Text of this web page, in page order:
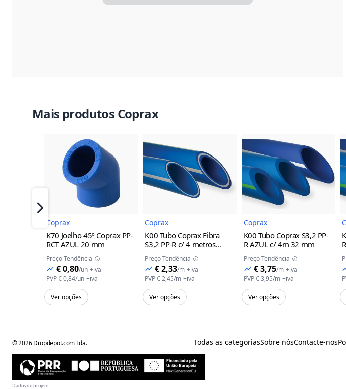
Mais produtos Coprax
Imagem do Produto
Coprax
K70 Joelho 45º Coprax PP-
RCT AZUL 20 mm
Preço Tendência
€ 0,80/un +iva
PVP€ 0,84/un +iva
Ver opções
Imagem do Produto
Coprax
K00 Tubo Coprax Fibra
S3,2 PP-R c/ 4 metros
20 mm
Preço Tendência
€ 2,33/m +iva
PVP€ 2,45/m +iva
Ver opções
Imagem do
Coprax
K00 Tubo Coprax S3,2 PP-
R AZUL c/ 4m 32 mm
Preço Tendência
€ 3,75/m +iva
PVP€ 3,95/m +iva
Ver opções
Próximo
©2026 Dropdepot.com Lda. Todas as categoriasSobre nósContacte-nos
Dados do projeto